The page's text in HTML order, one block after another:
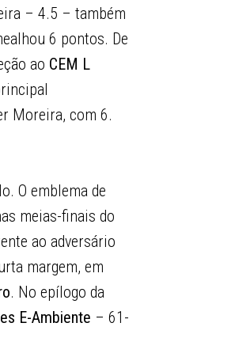
– 4.5 – também
6 pontos. De
ao CEM L
Moreira, com 6.
O emblema de
meias-finais do
ao adversário
margem, em
. No epílogo da
E-Ambiente – 61-